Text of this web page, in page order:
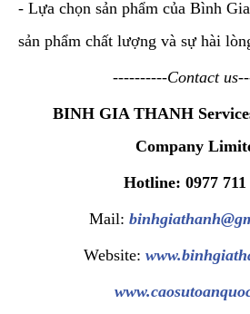
- Lựa chọn sản phẩm của Bình
sản phẩm chất lượng và sự hài
----------Contact
BINH GIA THANH
Company
Hotline: 0977 711
Mail:
Website: